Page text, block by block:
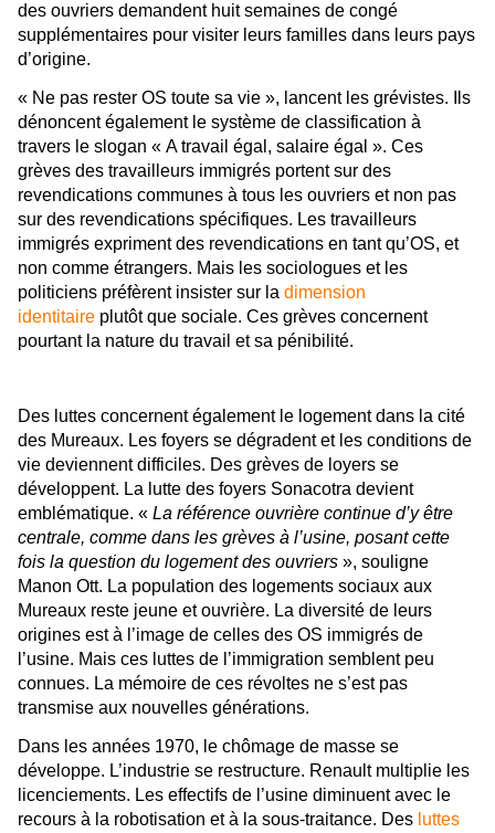
des ouvriers demandent huit semaines de congé
supplémentaires pour visiter leurs familles dans leurs pays
d’origine.
« Ne pas rester OS toute sa vie », lancent les grévistes. Ils
dénoncent également le système de classification à
travers le slogan « A travail égal, salaire égal ». Ces
grèves des travailleurs immigrés portent sur des
revendications communes à tous les ouvriers et non pas
sur des revendications spécifiques. Les travailleurs
immigrés expriment des revendications en tant qu’OS, et
non comme étrangers. Mais les sociologues et les
politiciens préfèrent insister sur la dimension
identitaire plutôt que sociale. Ces grèves concernent
pourtant la nature du travail et sa pénibilité.
Des luttes concernent également le logement dans la cité
des Mureaux. Les foyers se dégradent et les conditions de
vie deviennent difficiles. Des grèves de loyers se
développent. La lutte des foyers Sonacotra devient
emblématique. « La référence ouvrière continue d’y être
centrale, comme dans les grèves à l’usine, posant cette
fois la question du logement des ouvriers », souligne
Manon Ott. La population des logements sociaux aux
Mureaux reste jeune et ouvrière. La diversité de leurs
origines est à l’image de celles des OS immigrés de
l’usine. Mais ces luttes de l’immigration semblent peu
connues. La mémoire de ces révoltes ne s’est pas
transmise aux nouvelles générations.
Dans les années 1970, le chômage de masse se
développe. L’industrie se restructure. Renault multiplie les
licenciements. Les effectifs de l’usine diminuent avec le
recours à la robotisation et à la sous-traitance. Des luttes